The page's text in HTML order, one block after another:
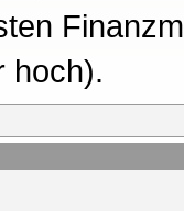
hoch).